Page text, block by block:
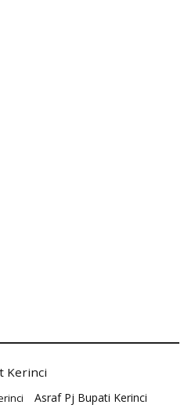
Kerinci
Asraf Pj Bupati Kerinci